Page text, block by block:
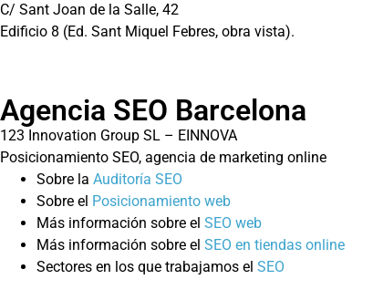
C/ Sant Joan de la Salle, 42
Edificio 8 (Ed. Sant Miquel Febres, obra vista).
Agencia SEO Barcelona
123 Innovation Group SL – EINNOVA
Posicionamiento SEO, agencia de marketing online
Sobre la Auditoría SEO
Sobre el Posicionamiento web
Más información sobre el SEO web
Más información sobre el SEO en tiendas online
Sectores en los que trabajamos el SEO